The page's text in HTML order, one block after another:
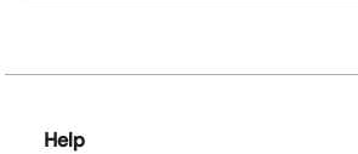
Help